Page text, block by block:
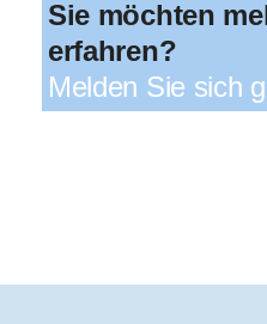
Sie möchten
erfahren?
Melden Sie sich